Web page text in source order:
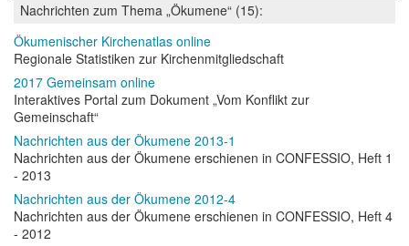
Nachrichten zum Thema „Ökumene“ (15):
Ökumenischer Kirchenatlas online
Regionale Statistiken zur Kirchenmitgliedschaft
2017 Gemeinsam online
Interaktives Portal zum Dokument „Vom Konflikt zur
Gemeinschaft“
Nachrichten aus der Ökumene 2013-1
Nachrichten aus der Ökumene erschienen in CONFESSIO, Heft 1
- 2013
Nachrichten aus der Ökumene 2012-4
Nachrichten aus der Ökumene erschienen in CONFESSIO, Heft 4
- 2012